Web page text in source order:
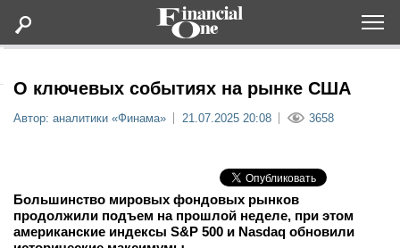
Lifestyle
О ключевых событиях на рынке США
Автор: аналитики «Финама» 21.07.2025 20:08 3658
Большинство мировых фондовых рынков
продолжили подъем на прошлой неделе, при этом
американские индексы S&P 500 и Nasdaq обновили